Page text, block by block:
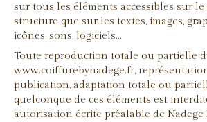
sur tous les éléments accessibles sur
structure que sur les textes, images,
icônes, sons, logiciels…
Toute reproduction totale ou partielle
www.coiffurebynadege.fr,
publication, adaptation totale ou
quelconque de ces éléments est
autorisation écrite préalable de Nadege